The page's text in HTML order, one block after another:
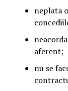
neplata
aferent;
nu se